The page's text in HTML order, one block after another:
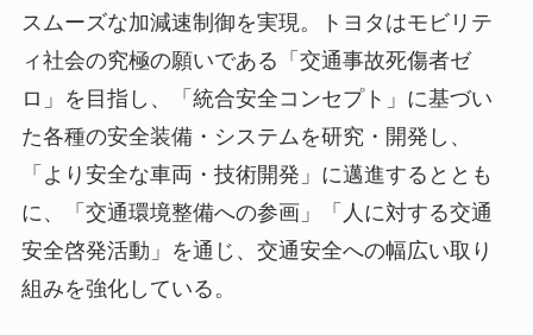
スムーズな加減速制御を実現。トヨタはモビリテ
ィ社会の究極の願いである「交通事故死傷者ゼ
ロ」を目指し、「統合安全コンセプト」に基づい
た各種の安全装備・システムを研究・開発し、
「より安全な車両・技術開発」に邁進するととも
に、「交通環境整備への参画」「人に対する交通
安全啓発活動」を通じ、交通安全への幅広い取り
組みを強化している。